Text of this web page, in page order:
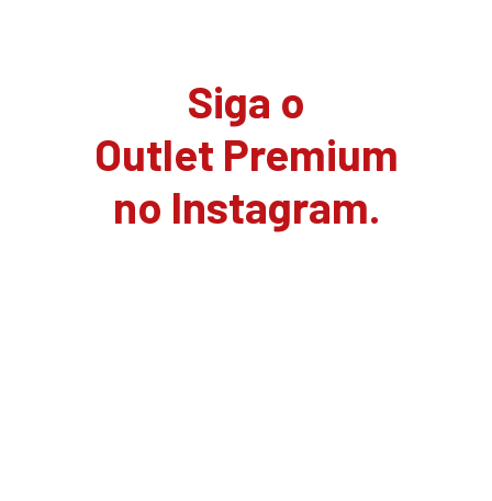
Siga o
Outlet Premium
no Instagram.